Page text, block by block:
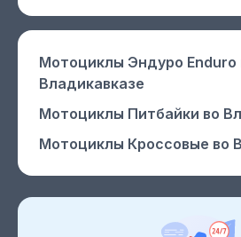
Мотоциклы Эндуро Enduro
Владикавказе
Мотоциклы Питбайки во
Мотоциклы Кроссовые во